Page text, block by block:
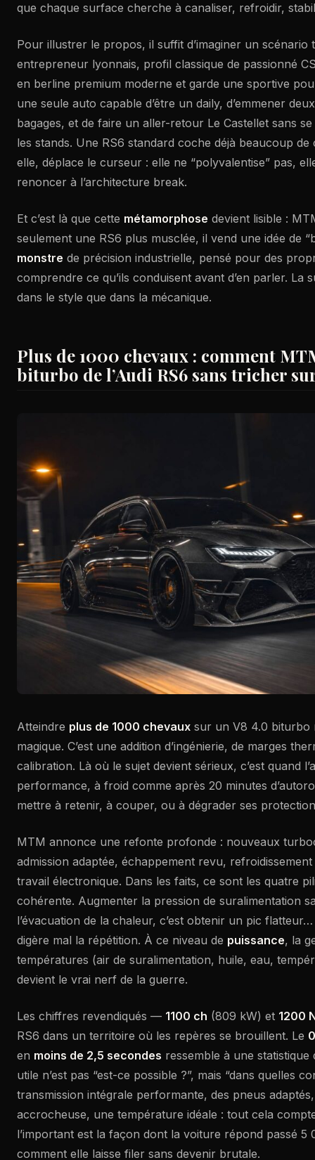
que chaque surface cherche à canaliser, refroidir,
Pour illustrer le propos, il suffit d’imaginer un scénario
entrepreneur lyonnais, profil classique de passionné
en berline premium moderne et garde une sportive
une seule auto capable d’être un daily, d’emmener
bagages, et de faire un aller-retour Le Castellet sans
les stands. Une RS6 standard coche déjà beaucoup de
elle, déplace le curseur : elle ne “polyvalentise” pas,
renoncer à l’architecture break.
Et c’est là que cette métamorphose devient lisible :
seulement une RS6 plus musclée, il vend une idée de
monstre de précision industrielle, pensé pour des
comprendre ce qu’ils conduisent avant d’en parler. La
dans le style que dans la mécanique.
Plus de 1000 chevaux : comment
biturbo de l’Audi RS6 sans tricher
Atteindre plus de 1000 chevaux sur un V8 4.0 biturbo
magique. C’est une addition d’ingénierie, de marges
calibration. Là où le sujet devient sérieux, c’est quand
performance, à froid comme après 20 minutes
mettre à retenir, à couper, ou à dégrader ses
MTM annonce une refonte profonde : nouveaux
admission adaptée, échappement revu,
travail électronique. Dans les faits, ce sont les quatre
cohérente. Augmenter la pression de suralimentation
l’évacuation de la chaleur, c’est obtenir un pic
digère mal la répétition. À ce niveau de puissance, la
températures (air de suralimentation, huile, eau,
devient le vrai nerf de la guerre.
Les chiffres revendiqués — 1100 ch (809 kW) et 1200
RS6 dans un territoire où les repères se brouillent. Le
en moins de 2,5 secondes ressemble à une statistique
utile n’est pas “est-ce possible ?”, mais “dans quelles
transmission intégrale performante, des pneus
accrocheuse, une température idéale : tout cela
l’important est la façon dont la voiture répond passé
comment elle laisse filer sans devenir brutale.